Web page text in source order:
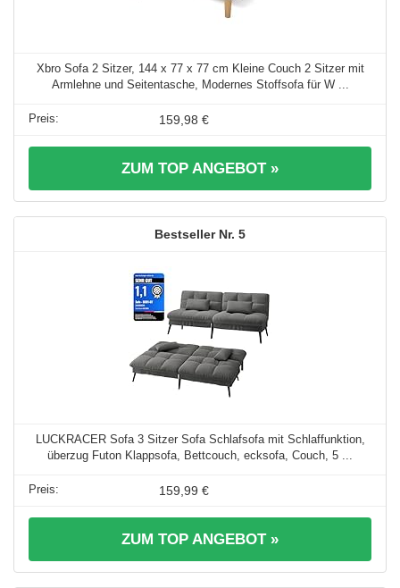
Xbro Sofa 2 Sitzer, 144 x 77 x 77 cm Kleine Couch 2 Sitzer mit
Armlehne und Seitentasche, Modernes Stoffsofa für W ...
159,98 €
ZUM TOP ANGEBOT »
5
LUCKRACER Sofa 3 Sitzer Sofa Schlafsofa mit Schlaffunktion,
überzug Futon Klappsofa, Bettcouch, ecksofa, Couch, 5 ...
159,99 €
ZUM TOP ANGEBOT »